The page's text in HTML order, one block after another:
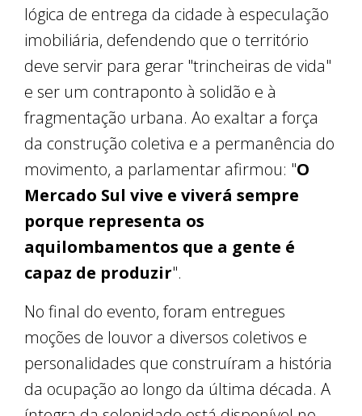
lógica de entrega da cidade à especulação
imobiliária, defendendo que o território
deve servir para gerar "trincheiras de vida"
e ser um contraponto à solidão e à
fragmentação urbana. Ao exaltar a força
da construção coletiva e a permanência do
movimento, a parlamentar afirmou: "O
Mercado Sul vive e viverá sempre
porque representa os
aquilombamentos que a gente é
capaz de produzir".
No final do evento, foram entregues
moções de louvor a diversos coletivos e
personalidades que construíram a história
da ocupação ao longo da última década. A